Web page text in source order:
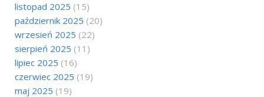
listopad 2025 (15)
październik 2025 (20)
wrzesień 2025 (22)
sierpień 2025 (11)
lipiec 2025 (16)
czerwiec 2025 (19)
maj 2025 (19)